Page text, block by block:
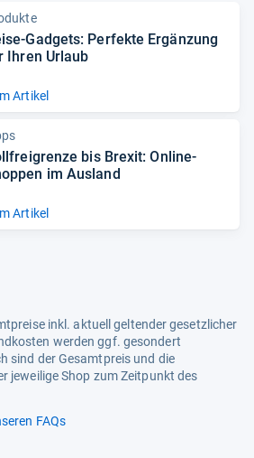
​Gad­gets: Per­fekte Ergän­zung
Ihren Urlaub
Artikel
bis Bre­xit: Online-​
im Aus­land
Artikel
inkl. aktuell geltender gesetzlicher
werden ggf. gesondert
sind der Gesamtpreis und die
jeweilige Shop zum Zeitpunkt des
FAQs